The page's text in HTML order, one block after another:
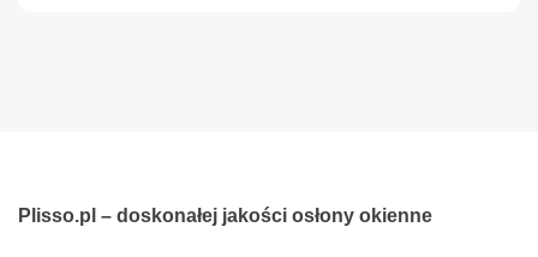
Plisso.pl – doskonałej jakości osłony okienne